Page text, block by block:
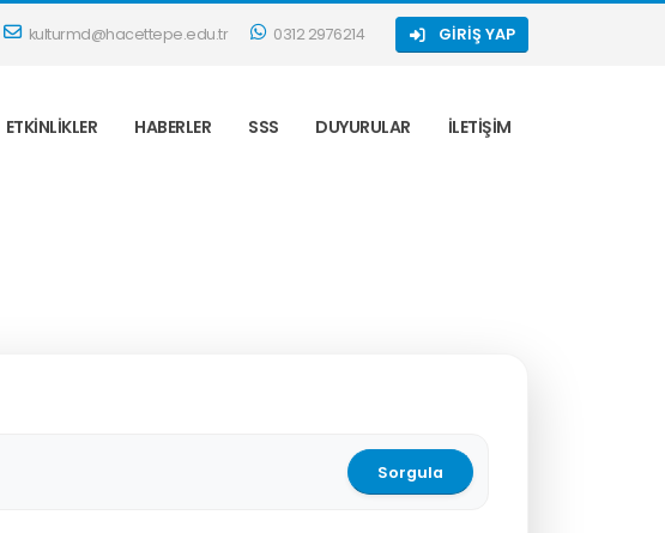
kulturmd@hacettepe.edu.tr 0312 2976214 GIRIŞ YAP
ETKINLIKLER HABERLER SSS DUYURULAR İLETIŞIM
Sorgula